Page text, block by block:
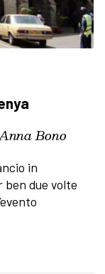
Bono
in
ben due volte